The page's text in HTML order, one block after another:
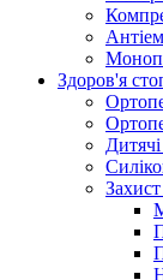
Здоров'я